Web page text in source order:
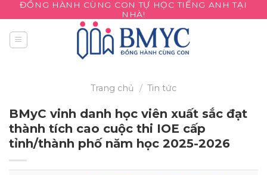
to
content
ĐỒNG HÀNH CÙNG CON TỰ HỌC TIẾNG ANH TẠI
NHÀ!
Trang chủ / Tin tức
BMyC vinh danh học viên xuất sắc đạt
thành tích cao cuộc thi IOE cấp
tỉnh/thành phố năm học 2025-2026